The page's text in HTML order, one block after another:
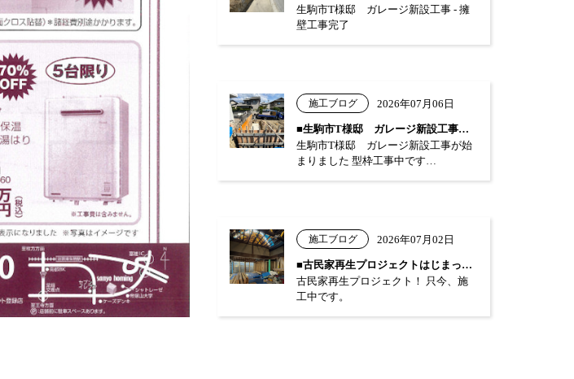
生駒市T様邸 ガレージ新設工事 - 擁
壁工事完了
施工ブログ 2026年07月06日
■生駒市T様邸 ガレージ新設工事が始まり…
生駒市T様邸 ガレージ新設工事が始
まりました 型枠工事中です…
施工ブログ 2026年07月02日
■古民家再生プロジェクトはじまっています…
古民家再生プロジェクト！ 只今、施
工中です。